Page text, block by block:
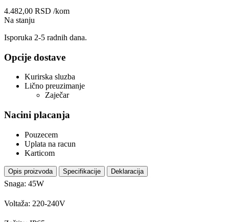
4.482,00 RSD /kom
Na stanju
Isporuka 2-5 radnih dana.
Opcije dostave
Kurirska sluzba
Lično preuzimanje
Zaječar
Nacini placanja
Pouzecem
Uplata na racun
Karticom
Opis proizvoda Specifikacije Deklaracija
Snaga: 45W
Voltaža: 220-240V